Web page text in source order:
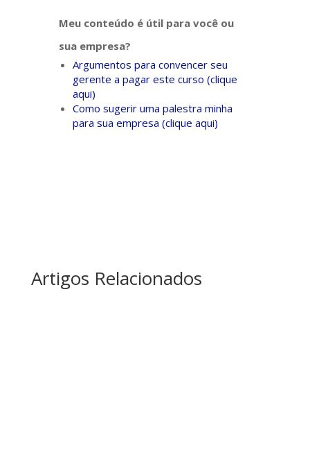
Meu conteúdo é útil para você ou
sua empresa?
Argumentos para convencer seu
gerente a pagar este curso (clique
aqui)
Como sugerir uma palestra minha
para sua empresa (clique aqui)
Artigos Relacionados